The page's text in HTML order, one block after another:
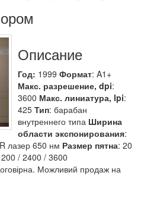
Описание
Год: 1999 Формат: A1+
Макс. разрешение, dpi:
3600 Макс. линиатура, lpi:
425 Тип: барабан
внутреннего типа Ширина
области экспонирования:
лазер 650 нм Размер пятна: 20
/ 2400 / 3600
Можливий продаж на